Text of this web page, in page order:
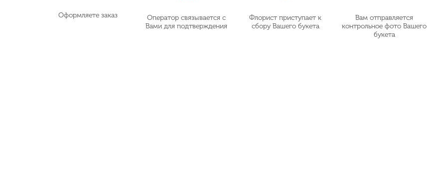
Оформляете заказ
Оператор связывается с
Вами для подтверждения
Флорист приступает к
сбору Вашего букета
Вам отправляется
контрольное фото Вашего
букета